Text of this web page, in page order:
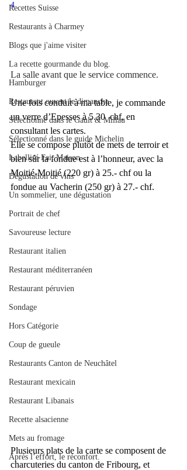
Recettes Suisse
Restaurants à Charmey
Blogs que j'aime visiter
La recette gourmande du blog.
Hamburger
Restaurant ouvert le dimanche
Sélectionné dans le Gault & Millau
Sélectionné dans le guide Michelin
Labellisé Fait Maison
Dégustation de vins
Un sommelier, une dégustation
Portrait de chef
Savoureuse lecture
Restaurant italien
Restaurant méditerranéen
Restaurant péruvien
Sondage
Hors Catégorie
Coup de gueule
Restaurants Canton de Neuchâtel
Restaurant mexicain
Restaurant Libanais
Recette alsacienne
Mets au fromage
Après l’effort, le réconfort.
4
La salle avant que le service commence.
Une fois conduit à ma table, je commande
un verre d’Epesses à 5.30  chf, en
consultant les cartes.
Elle se compose plutôt de mets de terroir et
bien sûr la fondue est à l’honneur, avec la
Moitié-Moitié (220 gr) à 25.- chf ou la
fondue au Vacherin (250 gr) à 27.- chf.
Plusieurs plats de la carte se composent de
charcuteries du canton de Fribourg, et